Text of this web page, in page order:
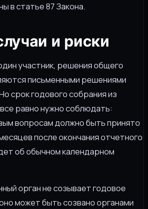
в статье 87 Закона.
и риски
участник, решения общего
письменными решениями
срок годового собрания из
равно нужно соблюдать:
вопросам должно быть принято
после окончания отчетного
об обычном календарном
орган не созывает годовое
может быть созвано органами